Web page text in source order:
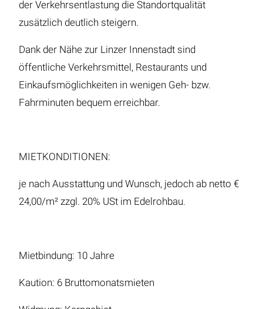
der Verkehrsentlastung die Standortqualität
zusätzlich deutlich steigern.
Dank der Nähe zur Linzer Innenstadt sind
öffentliche Verkehrsmittel, Restaurants und
Einkaufsmöglichkeiten in wenigen Geh- bzw.
Fahrminuten bequem erreichbar.
MIETKONDITIONEN:
je nach Ausstattung und Wunsch, jedoch ab netto €
24,00/m² zzgl. 20% USt im Edelrohbau.
Mietbindung: 10 Jahre
Kaution: 6 Bruttomonatsmieten